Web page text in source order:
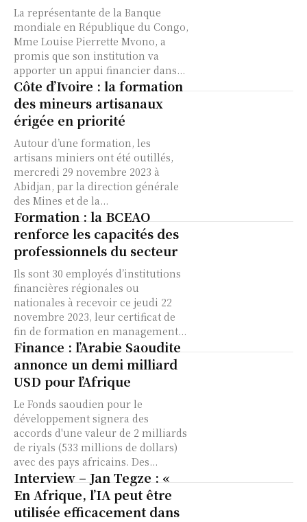
La représentante de la Banque
mondiale en République du Congo,
Mme Louise Pierrette Mvono, a
promis que son institution va
apporter un appui financier dans...
Côte d’Ivoire : la formation
des mineurs artisanaux
érigée en priorité
Autour d’une formation, les
artisans miniers ont été outillés,
mercredi 29 novembre 2023 à
Abidjan, par la direction générale
des Mines et de la...
Formation : la BCEAO
renforce les capacités des
professionnels du secteur
Ils sont 30 employés d’institutions
financières régionales ou
nationales à recevoir ce jeudi 22
novembre 2023, leur certificat de
fin de formation en management...
Finance : l’Arabie Saoudite
annonce un demi milliard
USD pour l’Afrique
Le Fonds saoudien pour le
développement signera des
accords d'une valeur de 2 milliards
de riyals (533 millions de dollars)
avec des pays africains. Des...
Interview – Jan Tegze : «
En Afrique, l’IA peut être
utilisée efficacement dans